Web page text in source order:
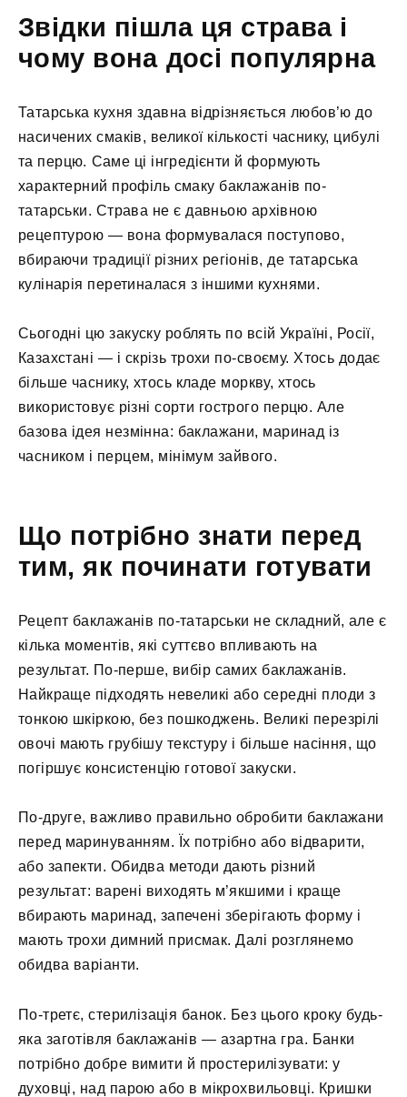
Звідки пішла ця страва і
чому вона досі популярна
Татарська кухня здавна відрізняється любов’ю до
насичених смаків, великої кількості часнику, цибулі
та перцю. Саме ці інгредієнти й формують
характерний профіль смаку баклажанів по-
татарськи. Страва не є давньою архівною
рецептурою — вона формувалася поступово,
вбираючи традиції різних регіонів, де татарська
кулінарія перетиналася з іншими кухнями.
Сьогодні цю закуску роблять по всій Україні, Росії,
Казахстані — і скрізь трохи по-своєму. Хтось додає
більше часнику, хтось кладе моркву, хтось
використовує різні сорти гострого перцю. Але
базова ідея незмінна: баклажани, маринад із
часником і перцем, мінімум зайвого.
Що потрібно знати перед
тим, як починати готувати
Рецепт баклажанів по-татарськи не складний, але є
кілька моментів, які суттєво впливають на
результат. По-перше, вибір самих баклажанів.
Найкраще підходять невеликі або середні плоди з
тонкою шкіркою, без пошкоджень. Великі перезрілі
овочі мають грубішу текстуру і більше насіння, що
погіршує консистенцію готової закуски.
По-друге, важливо правильно обробити баклажани
перед маринуванням. Їх потрібно або відварити,
або запекти. Обидва методи дають різний
результат: варені виходять м’якшими і краще
вбирають маринад, запечені зберігають форму і
мають трохи димний присмак. Далі розглянемо
обидва варіанти.
По-третє, стерилізація банок. Без цього кроку будь-
яка заготівля баклажанів — азартна гра. Банки
потрібно добре вимити й простерилізувати: у
духовці, над парою або в мікрохвильовці. Кришки